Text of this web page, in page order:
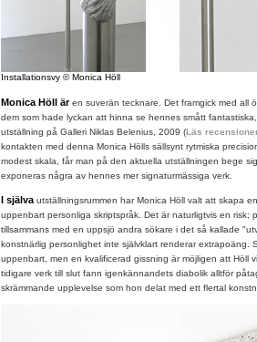
Installationsvy © Monica Höll
Monica Höll ären suverän tecknare. Det framgick med all
dem som hade lyckan att hinna se hennes smått
utställning på Galleri Niklas Belenius, 2009 (Läs
kontakten med denna Monica Hölls sällsynt rytmiska
modest skala, får man på den aktuella utställningen bege
exponeras några av hennes mer signaturmässiga verk.
I själva utställningsrummen har Monica Höll valt att skapa
uppenbart personliga skriptspråk. Det är naturligtvis en risk;
tillsammans med en uppsjö andra sökare i det så kallade
konstnärlig personlighet inte självklart renderar extrapoäng.
uppenbart, men en kvalificerad gissning är möjligen att Höll
tidigare verk till slut fann igenkännandets diabolik alltför
skrämmande upplevelse som hon delat med ett flertal